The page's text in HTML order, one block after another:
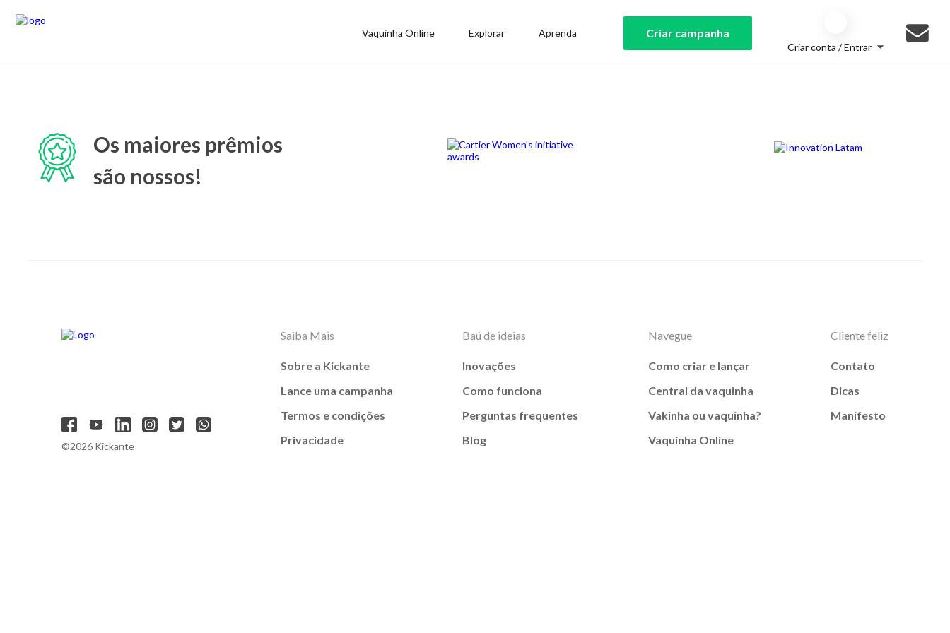
Vaquinha Online Explorar Aprenda Criar campanha
Criar conta / Entrar
Os maiores prêmios
são nossos!
©2026 Kickante
Saiba Mais
Sobre a Kickante
Lance uma campanha
Termos e condições
Privacidade
Baú de ideias
Inovações
Como funciona
Perguntas frequentes
Blog
Navegue
Como criar e lançar
Central da vaquinha
Vakinha ou vaquinha?
Vaquinha Online
Cliente feliz
Contato
Dicas
Manifesto